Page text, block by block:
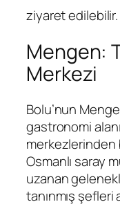
ziyaret edilebilir.
Mengen:
Merkezi
Bolu’nun
gastronomi
merkezlerinden
Osmanlı saray
uzanan
tanınmış şefleri